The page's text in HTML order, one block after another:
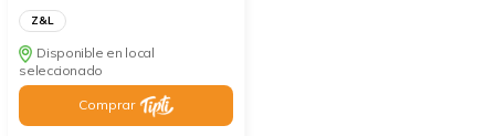
Z&L
Disponible en local
seleccionado
Comprar